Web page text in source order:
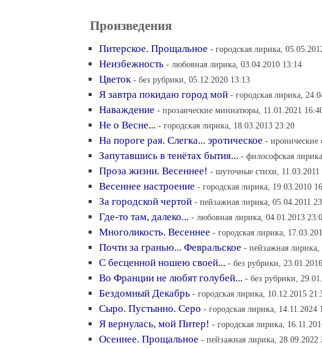
Произведения
Питерское. Прощальное - городская лирика,
Неизбежность - любовная лирика, 03.04.2010 13:14
Цветок - без рубрики, 05.12.2020 13:13
Я завтра покидаю город мой - городская лирика,
Наваждение - прозаические миниатюры, 11.01.2021
Не о Весне... - городская лирика, 18.03.2013 23:20
На пороге рая. Слегка... эротическое - иронические
Запутавшись в тенётах бытия... - философская
Проза жизни. Весеннее! - шуточные стихи, 11.03.2011
Весеннее настроение - городская лирика, 19.03.2010
За городской чертой - пейзажная лирика, 05.04.2011
Где-то там, далеко... - любовная лирика, 04.01.2013
Многоликость. Весеннее - городская лирика,
Почти за гранью... Февральское - пейзажная
С бесценной ношею своей... - без рубрики,
Во Франции не любят голубей... - без рубрики,
Бездомный Декабрь - городская лирика, 10.12.2015
Сыро. Пустынно. Серо - городская лирика, 14.11.2024
Я вернулась, мой Питер! - городская лирика,
Осеннее. Прощальное - пейзажная лирика, 28.09.2022